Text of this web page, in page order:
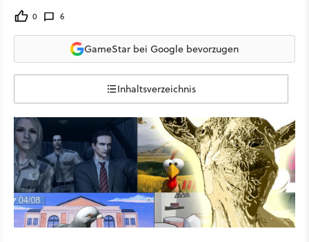
0 6
GameStar bei Google bevorzugen
Inhaltsverzeichnis